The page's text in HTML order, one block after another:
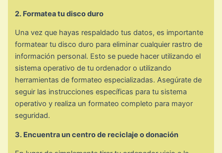
2. Formatea tu disco duro
Una vez que hayas respaldado tus datos, es importante
formatear tu disco duro para eliminar cualquier rastro de
información personal. Esto se puede hacer utilizando el
sistema operativo de tu ordenador o utilizando
herramientas de formateo especializadas. Asegúrate de
seguir las instrucciones específicas para tu sistema
operativo y realiza un formateo completo para mayor
seguridad.
3. Encuentra un centro de reciclaje o donación